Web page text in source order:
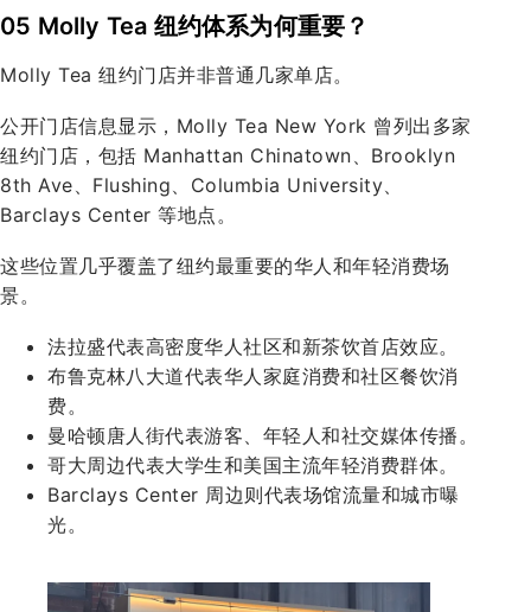
05 Molly Tea 纽约体系为何重要？
Molly Tea 纽约门店并非普通几家单店。
公开门店信息显示，Molly Tea New York 曾列出多家
纽约门店，包括 Manhattan Chinatown、Brooklyn
8th Ave、Flushing、Columbia University、
Barclays Center 等地点。
这些位置几乎覆盖了纽约最重要的华人和年轻消费场
景。
法拉盛代表高密度华人社区和新茶饮首店效应。
布鲁克林八大道代表华人家庭消费和社区餐饮消
费。
曼哈顿唐人街代表游客、年轻人和社交媒体传播。
哥大周边代表大学生和美国主流年轻消费群体。
Barclays Center 周边则代表场馆流量和城市曝
光。